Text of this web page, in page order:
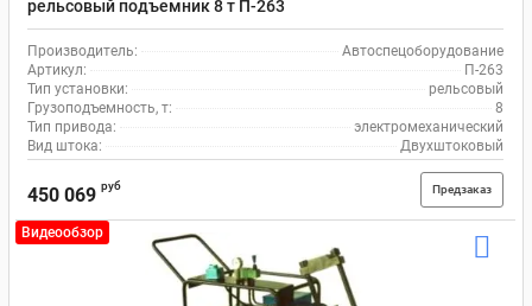
рельсовый подъемник 8 т П-263
Производитель:
Автоспецоборудование
Артикул:
П-263
Тип установки:
рельсовый
Грузоподъемность, т:
8
Тип привода:
электромеханический
Вид штока:
Двухштоковый
450 069 руб Предзаказ
Видеообзор